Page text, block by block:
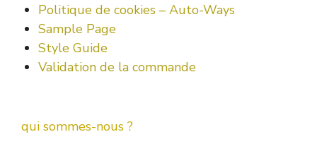
Politique de cookies – Auto-Ways
Sample Page
Style Guide
Validation de la commande
qui sommes-nous ?